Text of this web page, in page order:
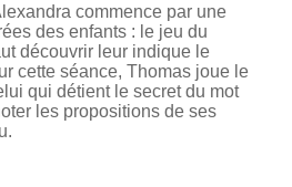
commence par une
des enfants : le jeu du
découvrir leur indique le
cette séance, Thomas joue le
qui détient le secret du mot
les propositions de ses